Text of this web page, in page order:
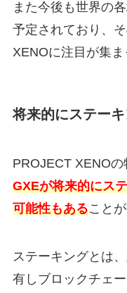
また今後も世界の
予定されており、
XENOに注目が集ま
将来的にステー
PROJECT XENO
GXEが将来的にス
可能性もあること
ステーキングとは
有しブロックチェ